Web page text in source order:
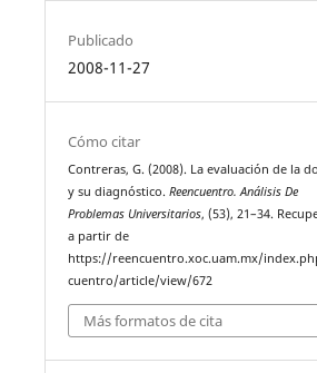
Publicado
2008-11-27
Cómo citar
Contreras, G. (2008). La evaluación de la
y su diagnóstico.Reencuentro. Análisis De
Problemas Universitarios, (53), 21–34.
a partir de
https://reencuentro.xoc.uam.mx/
cuentro/article/view/672
Más formatos de cita